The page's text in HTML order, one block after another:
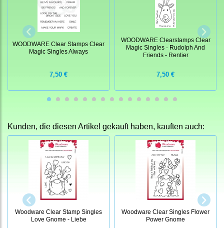
WOODWARE Clear Stamps Clear
Magic Singles Always
7,50 €
WOODWARE Clearstamps Clear
Magic Singles - Rudolph And
Friends - Rentier
7,50 €
Kunden, die diesen Artikel gekauft haben, kauften auch:
Woodware Clear Stamp Singles
Love Gnome - Liebe
Woodware Clear Singles Flower
Power Gnome